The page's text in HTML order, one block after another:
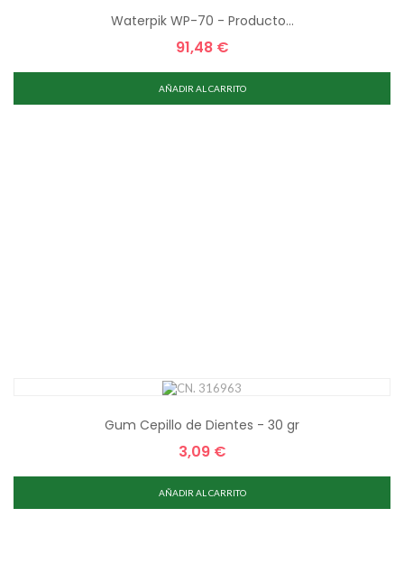
Waterpik WP-70 - Producto...
Precio
91,48 €
AÑADIR AL CARRITO
Gum Cepillo de Dientes - 30 gr
Precio
3,09 €
AÑADIR AL CARRITO